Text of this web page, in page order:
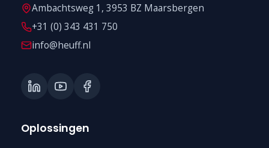
Ambachtsweg 1, 3953 BZ Maarsbergen
+31 (0) 343 431 750
info@heuff.nl
Oplossingen